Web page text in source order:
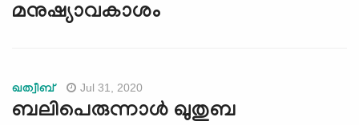
മനുഷ്യാവകാശം
ഖത്വീബ് Jul 31, 2020
ബലിപെരുന്നാള്‍ ഖുതുബ